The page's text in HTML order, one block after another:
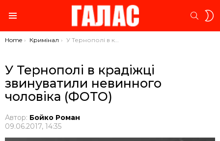
You are here:
Home Кримінал У Тернополі в крадіжці звинуватили невинного чоловіка (ФОТО)
У Тернополі в крадіжці
звинуватили невинного
чоловіка (ФОТО)
Автор: Бойко Роман
09.06.2017, 14:35